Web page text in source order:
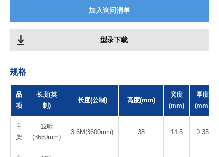
加入询问清单
型录下载
规格
品
项
长度(英
制)
长度(公制) 高度(mm)
宽度
(mm)
厚度
(mm)
主
架
12呎
(3660mm)
3.6M(3600mm) 38 14.5 0.35